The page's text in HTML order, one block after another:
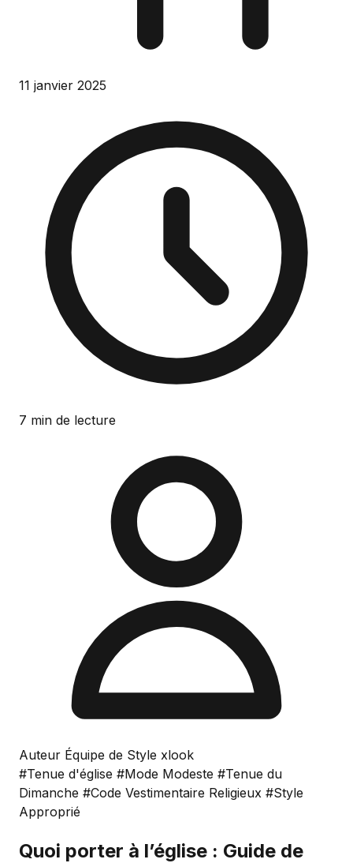
11 janvier 2025
7 min de lecture
Auteur Équipe de Style xlook
#Tenue d'église #Mode Modeste #Tenue du
Dimanche #Code Vestimentaire Religieux #Style
Approprié
Quoi porter à l’église : Guide de